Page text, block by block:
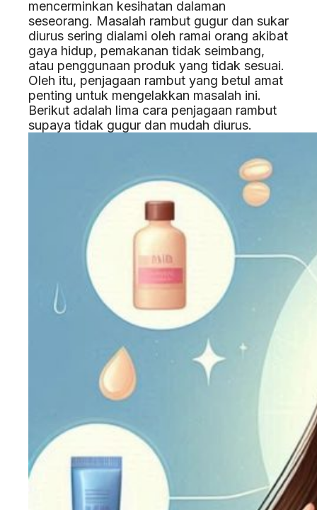
mencerminkan kesihatan dalaman
seseorang. Masalah rambut gugur dan sukar
diurus sering dialami oleh ramai orang akibat
gaya hidup, pemakanan tidak seimbang,
atau penggunaan produk yang tidak sesuai.
Oleh itu, penjagaan rambut yang betul amat
penting untuk mengelakkan masalah ini.
Berikut adalah lima cara penjagaan rambut
supaya tidak gugur dan mudah diurus.